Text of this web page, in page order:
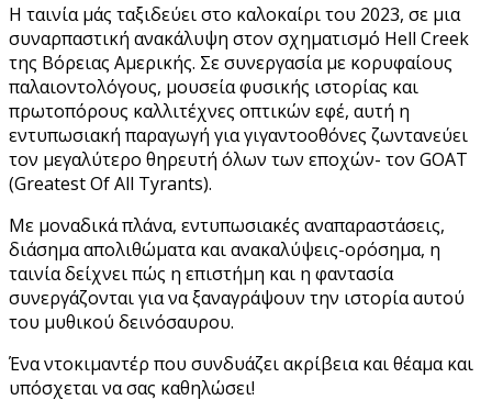
Η ταινία μάς ταξιδεύει στο καλοκαίρι του 2023, σε μια
συναρπαστική ανακάλυψη στον σχηματισμό Hell Creek
της Βόρειας Αμερικής. Σε συνεργασία με κορυφαίους
παλαιοντολόγους, μουσεία φυσικής ιστορίας και
πρωτοπόρους καλλιτέχνες οπτικών εφέ, αυτή η
εντυπωσιακή παραγωγή για γιγαντοοθόνες ζωντανεύει
τον μεγαλύτερο θηρευτή όλων των εποχών- τον GOAT
(Greatest Of All Tyrants).
Με μοναδικά πλάνα, εντυπωσιακές αναπαραστάσεις,
διάσημα απολιθώματα και ανακαλύψεις-ορόσημα, η
ταινία δείχνει πώς η επιστήμη και η φαντασία
συνεργάζονται για να ξαναγράψουν την ιστορία αυτού
του μυθικού δεινόσαυρου.
Ένα ντοκιμαντέρ που συνδυάζει ακρίβεια και θέαμα και
υπόσχεται να σας καθηλώσει!